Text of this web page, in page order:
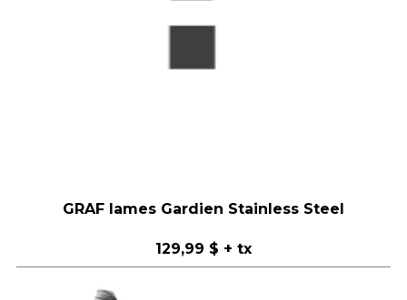
GRAF lames Gardien Stainless Steel
129,99 $ + tx